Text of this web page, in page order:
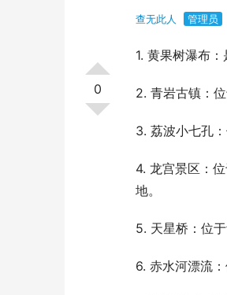
0
查无此人 管理员
1. 黄果树瀑布
2. 青岩古镇：
3. 荔波小七孔
4. 龙宫景区：
地。
5. 天星桥：位
6. 赤水河漂流